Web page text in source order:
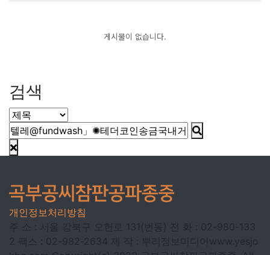
게시물이 없습니다.
검색
개인정보처리방침
주 소 : 서울 강북구 오헌로 131(번동)
전 화 : 02-980-133
2
팩스 : 02-982-2634 제 작 : 뿌리정보미디어 www.yesjo